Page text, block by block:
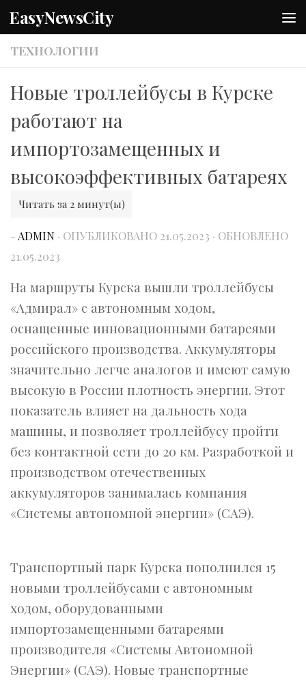
Перейти к содержимому
EasyNewsCity
ТЕХНОЛОГИИ
Новые троллейбусы в Курске
работают на
импортозамещенных и
высокоэффективных батареях
- ADMIN · ОПУБЛИКОВАНО 21.05.2023 · ОБНОВЛЕНО
21.05.2023
На маршруты Курска вышли троллейбусы
«Адмирал» с автономным ходом,
оснащенные инновационными батареями
российского производства. Аккумуляторы
значительно легче аналогов и имеют самую
высокую в России плотность энергии. Этот
показатель влияет на дальность хода
машины, и позволяет троллейбусу пройти
без контактной сети до 20 км. Разработкой и
производством отечественных
аккумуляторов занималась компания
«Системы автономной энергии» (САЭ).
Транспортный парк Курска пополнился 15
новыми троллейбусами с автономным
ходом, оборудованными
импортозамещенными батареями
производителя «Системы Автономной
Энергии» (САЭ). Новые транспортные